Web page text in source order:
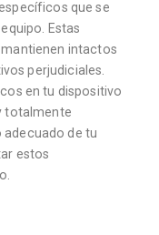
que se
Estas
intactos
perjudiciales.
en tu dispositivo
totalmente
de tu
estos